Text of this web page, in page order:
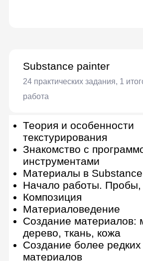
11 практических заданий, 1 итоговая
работа
Настройка света и камеры в
Базовые параметры и
рендера
Настройка материалов в
Оптимизация рендера в
Работа в Houdini, Octane,
Рендер-ферма